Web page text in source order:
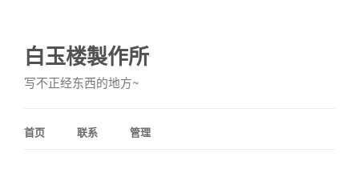
白玉楼製作所
写不正经东西的地方~
首页 联系 管理